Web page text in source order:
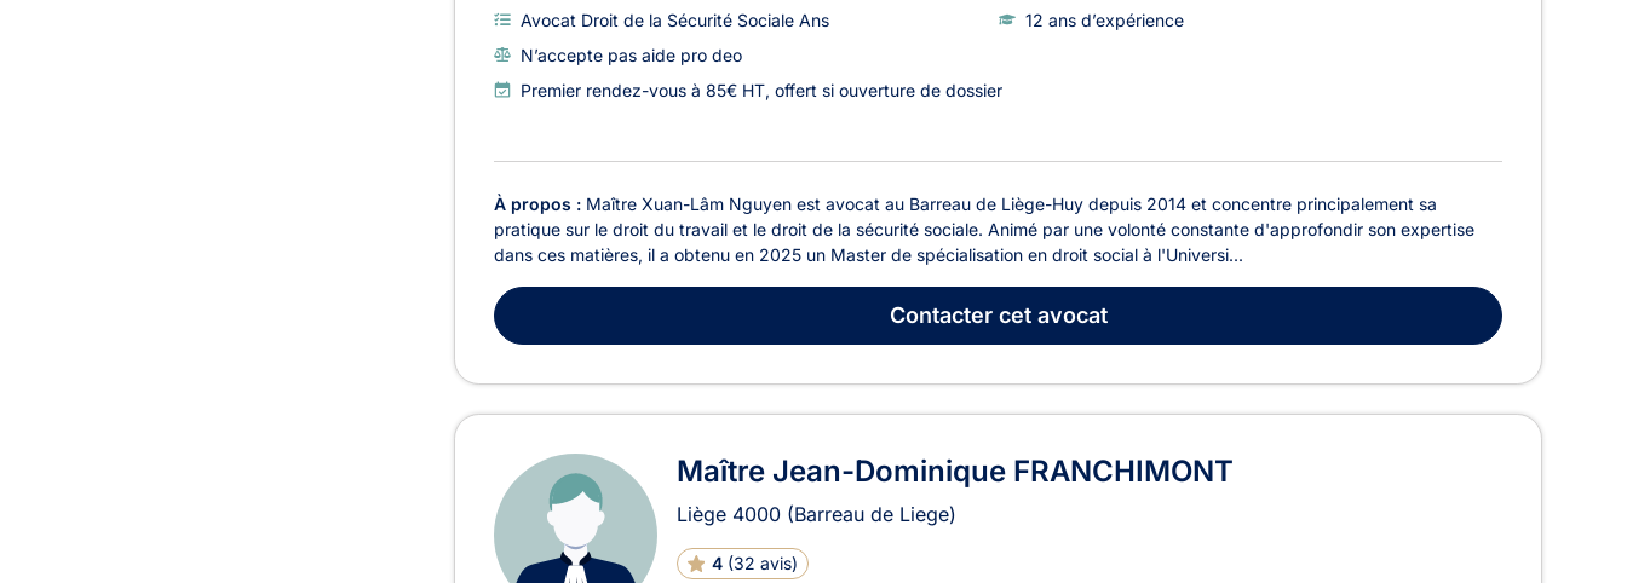
Avocat Droit de la Sécurité Sociale Ans
12 ans d’expérience
N’accepte pas aide pro deo
Premier rendez-vous à 85€ HT, offert si ouverture de dossier
À propos : Maître Xuan-Lâm Nguyen est avocat au Barreau de Liège-Huy depuis 2014 et concentre principalement sa
pratique sur le droit du travail et le droit de la sécurité sociale. Animé par une volonté constante d'approfondir son expertise
dans ces matières, il a obtenu en 2025 un Master de spécialisation en droit social à l'Universi...
Contactercet avocat
Maître Jean-Dominique FRANCHIMONT
Liège 4000 (Barreau de Liege)
4 (32 avis)